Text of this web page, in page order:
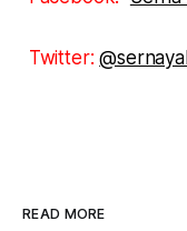
Twitter:
READ MORE